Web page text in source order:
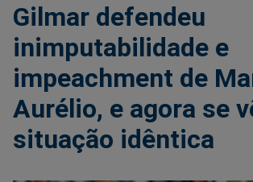
Gilmar defendeu
inimputabilidade e
impeachment de
Aurélio, e agora se
situação idêntica